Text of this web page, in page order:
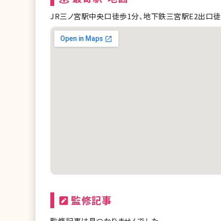
メンズリゼ 名古屋駅前
メンズリゼ 大阪梅田
JR三ノ宮駅中央口徒歩1分、地下鉄三宮駅E2出口
監修記事